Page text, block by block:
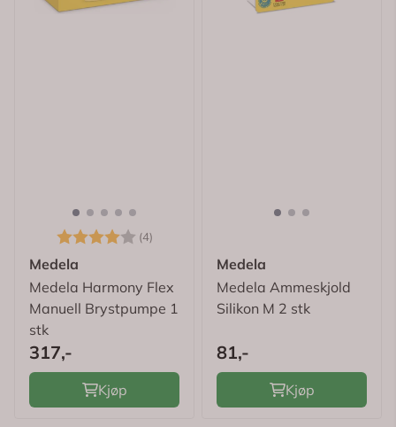
Karakter: (4)
Medela
Medela Harmony Flex
Manuell Brystpumpe 1
stk
317,-
Kjøp
Medela
Medela Ammeskjold
Silikon M 2 stk
81,-
Kjøp